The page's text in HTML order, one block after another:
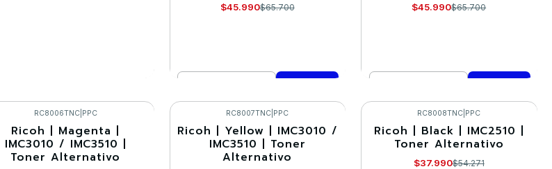
VER DETALLES
$45.990$65.700
Comprar ahora
$45.990$65.700
Comprar ahora
-30%
RC8006TNC| PPC
Ricoh | Magenta |
IMC3010 / IMC3510 |
Toner Alternativo
-30%
RC8007TNC PPC
Ricoh | Yellow | IMC3010 /
IMC3510 | Toner
Alternativo
-30%
RC8008TNC PPC
Ricoh | Black | IMC2510 |
Toner Alternativo
$37.990$54.271